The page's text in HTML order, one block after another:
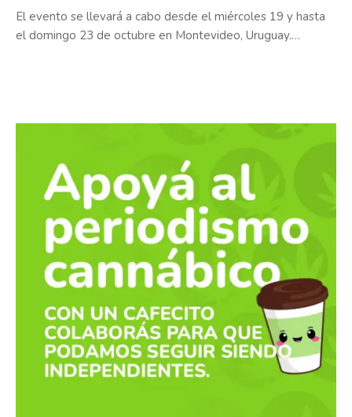
El evento se llevará a cabo desde el miércoles 19 y hasta
el domingo 23 de octubre en Montevideo, Uruguay.…